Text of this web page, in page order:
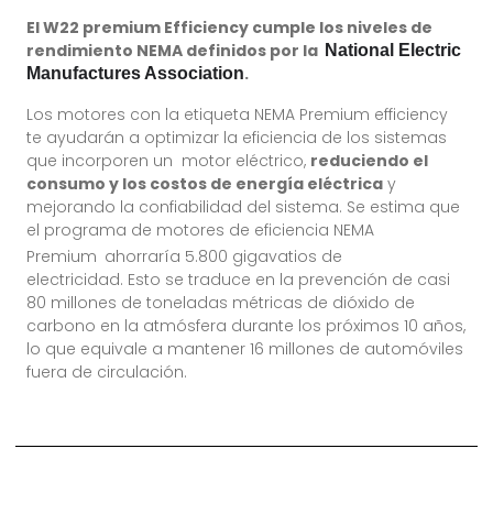
El W22 premium Efficiency cumple los niveles de
rendimiento NEMA definidos por la National Electric
Manufactures Association.
Los motores con la etiqueta NEMA Premium efficiency
te ayudarán a optimizar la eficiencia de los sistemas
que incorporen un motor eléctrico, reduciendo el
consumo y los costos de energía eléctrica y
mejorando la confiabilidad del sistema. Se estima que
el programa de motores de eficiencia NEMA
Premium ahorraría 5.800 gigavatios de
electricidad. Esto se traduce en la prevención de casi
80 millones de toneladas métricas de dióxido de
carbono en la atmósfera durante los próximos 10 años,
lo que equivale a mantener 16 millones de automóviles
fuera de circulación.